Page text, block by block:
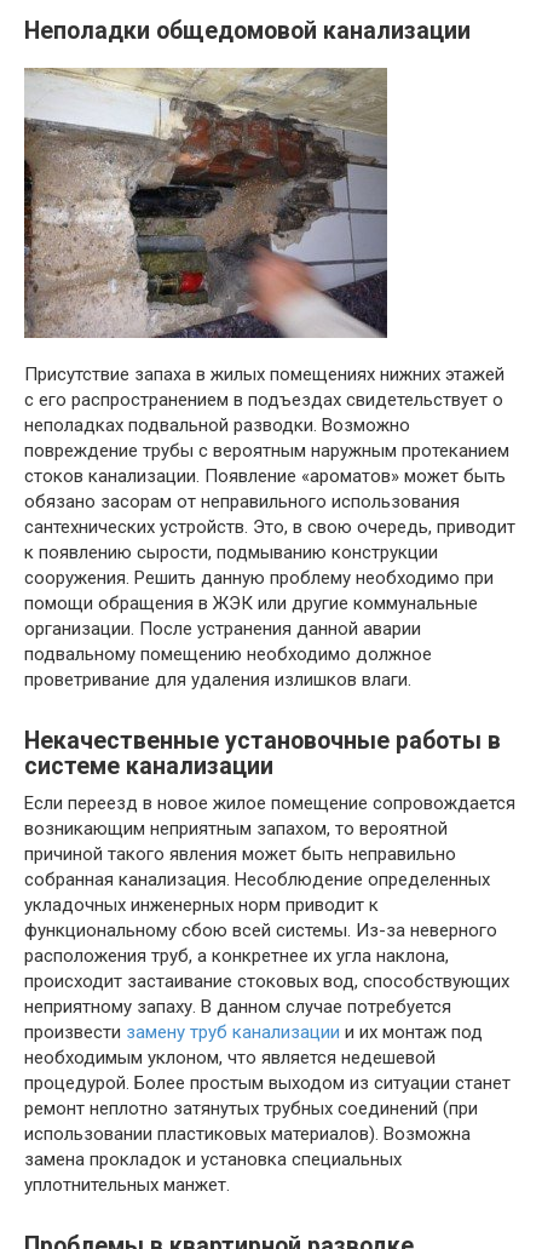
Неполадки общедомовой канализации
Присутствие запаха в жилых помещениях нижних этажей
с его распространением в подъездах свидетельствует о
неполадках подвальной разводки. Возможно
повреждение трубы с вероятным наружным протеканием
стоков канализации. Появление «ароматов» может быть
обязано засорам от неправильного использования
сантехнических устройств. Это, в свою очередь, приводит
к появлению сырости, подмыванию конструкции
сооружения. Решить данную проблему необходимо при
помощи обращения в ЖЭК или другие коммунальные
организации. После устранения данной аварии
подвальному помещению необходимо должное
проветривание для удаления излишков влаги.
Некачественные установочные работы в
системе канализации
Если переезд в новое жилое помещение сопровождается
возникающим неприятным запахом, то вероятной
причиной такого явления может быть неправильно
собранная канализация. Несоблюдение определенных
укладочных инженерных норм приводит к
функциональному сбою всей системы. Из-за неверного
расположения труб, а конкретнее их угла наклона,
происходит застаивание стоковых вод, способствующих
неприятному запаху. В данном случае потребуется
произвести замену труб канализации и их монтаж под
необходимым уклоном, что является недешевой
процедурой. Более простым выходом из ситуации станет
ремонт неплотно затянутых трубных соединений (при
использовании пластиковых материалов). Возможна
замена прокладок и установка специальных
уплотнительных манжет.